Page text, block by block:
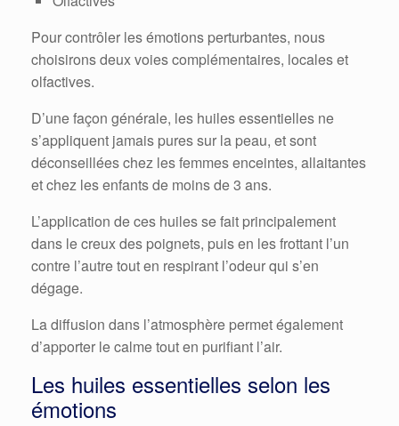
Pour contrôler les émotions perturbantes, nous
choisirons deux voies complémentaires, locales et
olfactives.
D’une façon générale, les huiles essentielles ne
s’appliquent jamais pures sur la peau, et sont
déconseillées chez les femmes enceintes, allaitantes
et chez les enfants de moins de 3 ans.
L’application de ces huiles se fait principalement
dans le creux des poignets, puis en les frottant l’un
contre l’autre tout en respirant l’odeur qui s’en
dégage.
La diffusion dans l’atmosphère permet également
d’apporter le calme tout en purifiant l’air.
Les huiles essentielles selon les
émotions